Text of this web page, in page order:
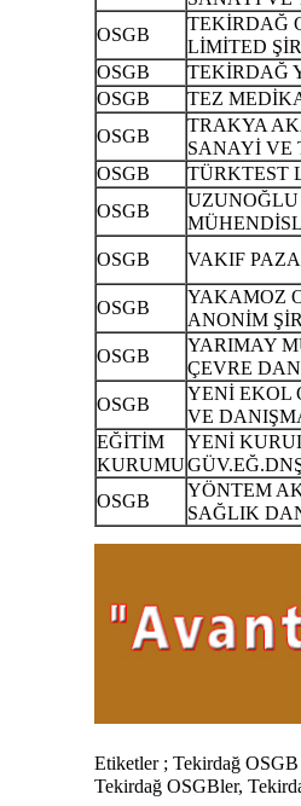
OSGB
TEKİRDAĞ
LİMİTED
OSGB
TEKİRDAĞ
OSGB
TEZ
OSGB
TRAKYA
SANAYİ VE
OSGB
TÜRKTEST
OSGB
OSGB VAKIF
OSGB
YAKAMOZ
ANONİM
OSGB
YARIMAY
ÇEVRE
OSGB
YENİ EKOL
VE
EĞİTİM
KURUMU
YENİ
OSGB
YÖNTEM
SAĞLIK
Etiketler ; Tekirdağ OSGB
Tekirdağ OSGBler,